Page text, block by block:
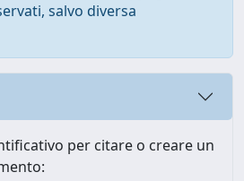
salvo diversa
per citare o creare un